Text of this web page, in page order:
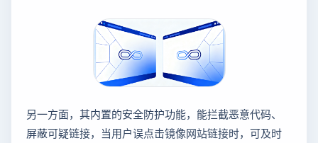
另一方面，其内置的安全防护功能，能拦截恶意代码、
屏蔽可疑链接，当用户误点击镜像网站链接时，可及时